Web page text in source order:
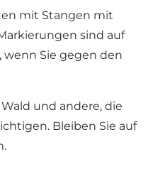
mit Stangen mit
sind auf
Sie gegen den
und andere, die
Bleiben Sie auf